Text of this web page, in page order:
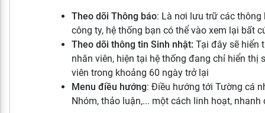
Theo dõi Thông báo: Là nơi lưu trữ các thông
công ty, hệ thống bạn có thể vào xem lại bất
Theo dõi thông tin Sinh nhật: Tại đây sẽ hiển
nhân viên, hiện tại hệ thống đang chỉ hiển thị
viên trong khoảng 60 ngày trở lại
Menu điều hướng: Điều hướng tới Tường cá
Nhóm, thảo luận,... một cách linh hoạt, nhanh